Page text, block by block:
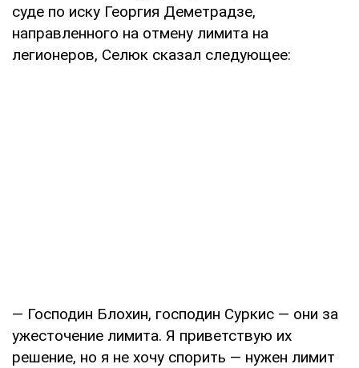
суде по иску Георгия Деметрадзе,
направленного на отмену лимита на
легионеров, Селюк сказал следующее:
— Господин Блохин, господин Суркис — они за
ужесточение лимита. Я приветствую их
решение, но я не хочу спорить — нужен лимит